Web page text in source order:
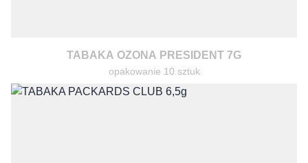
TABAKA OZONA PRESIDENT 7G
opakowanie 10 sztuk